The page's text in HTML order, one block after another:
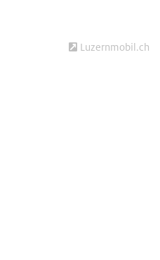
Luzernmobil.ch